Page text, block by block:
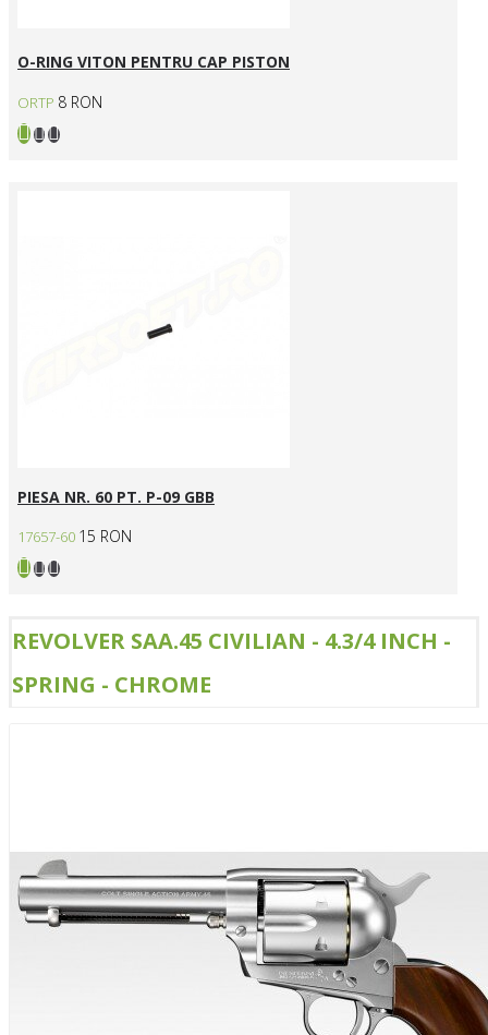
O-RING VITON PENTRU CAP PISTON
ORTP 8 RON
PIESA NR. 60 PT. P-09 GBB
17657-60 15 RON
REVOLVER SAA.45 CIVILIAN - 4.3/4 INCH -
SPRING - CHROME